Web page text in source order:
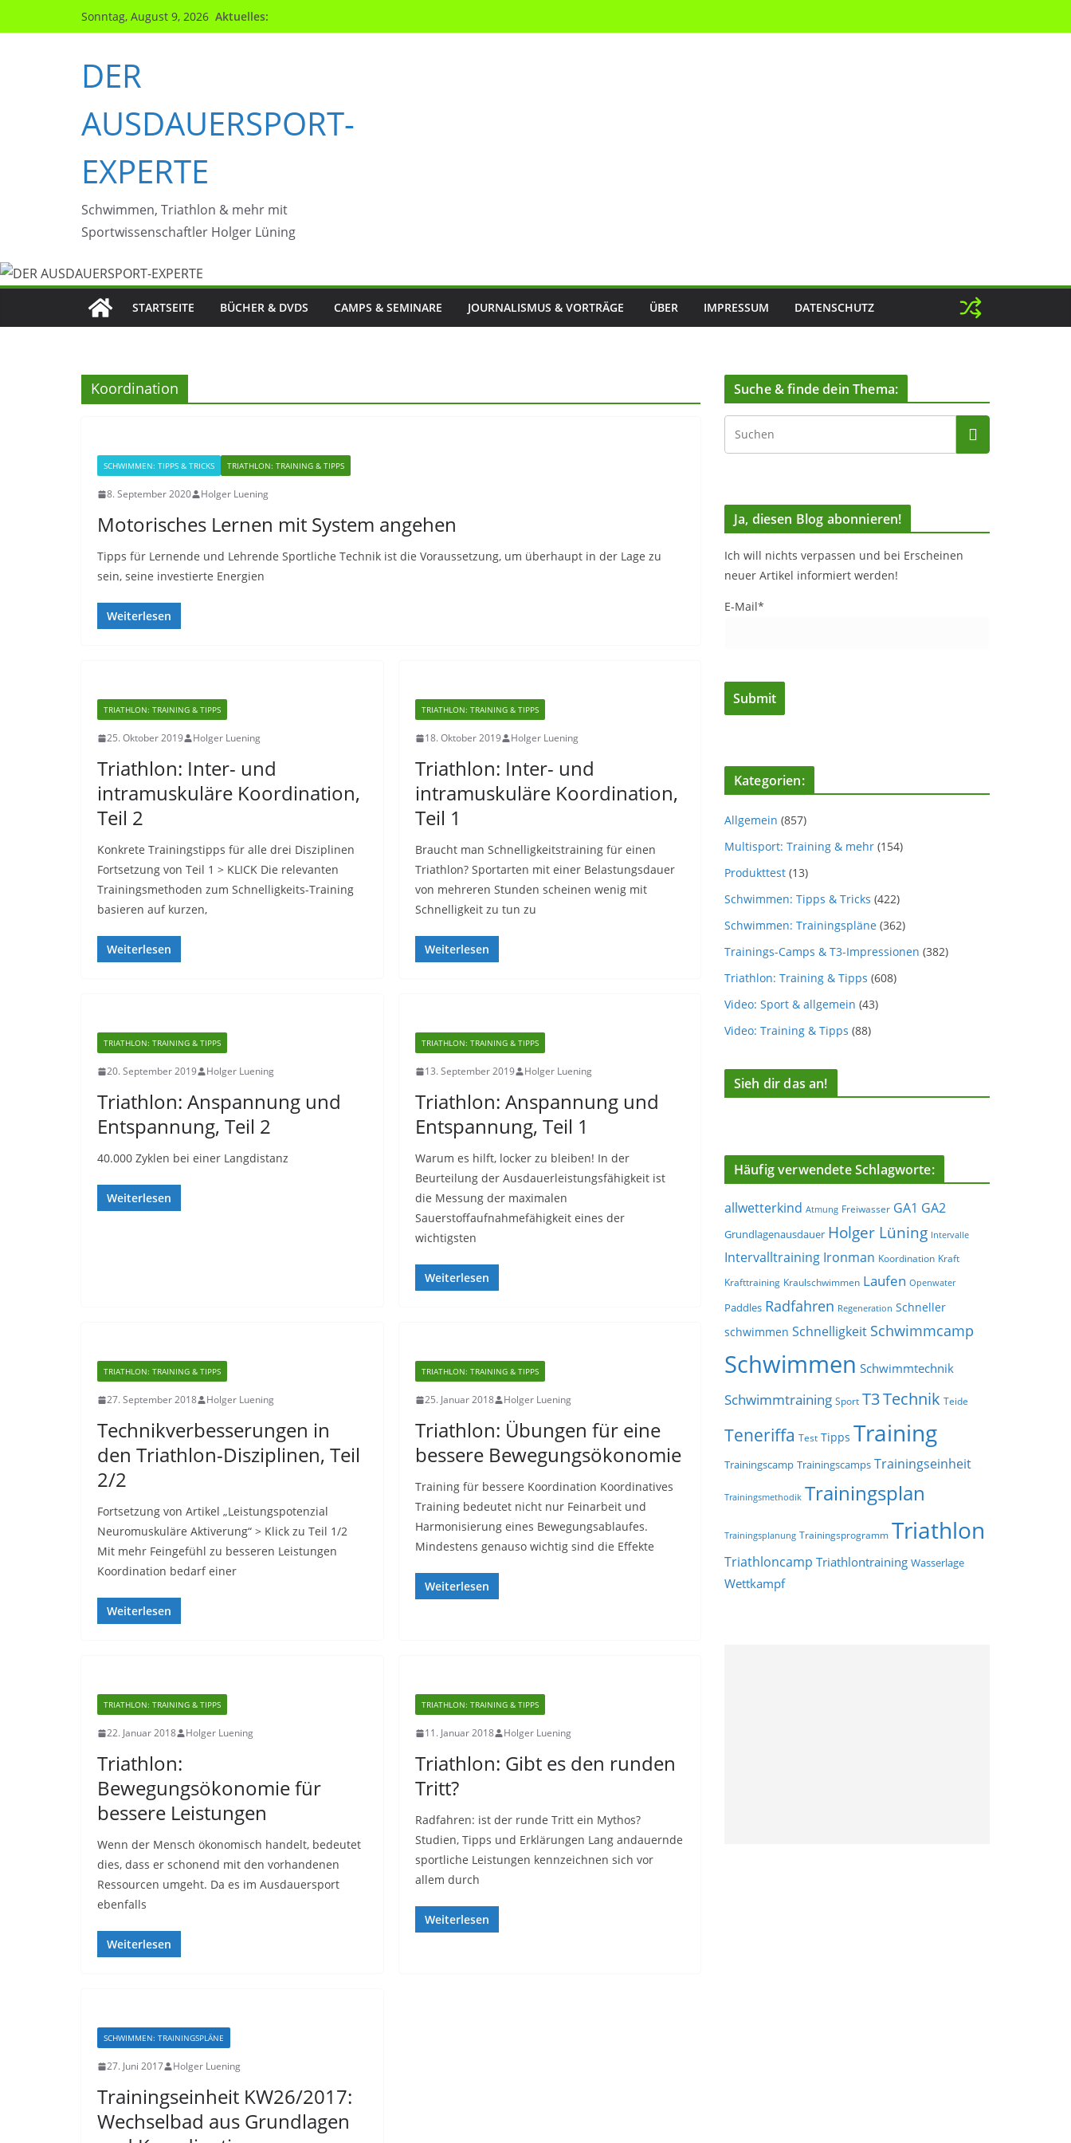
Inhalt
Sonntag, August 9, 2026 Aktuelles:
DER
AUSDAUERSPORT-
EXPERTE
Schwimmen, Triathlon & mehr mit
Sportwissenschaftler Holger Lüning
STARTSEITE BÜCHER & DVDS CAMPS & SEMINARE JOURNALISMUS & VORTRÄGE ÜBER IMPRESSUM DATENSCHUTZ
Koordination
SCHWIMMEN: TIPPS & TRICKS TRIATHLON: TRAINING & TIPPS
8. September 2020 Holger Luening
Motorisches Lernen mit System angehen
Tipps für Lernende und Lehrende Sportliche Technik ist die Voraussetzung, um überhaupt in der Lage zu
sein, seine investierte Energien
Weiterlesen
TRIATHLON: TRAINING & TIPPS
25. Oktober 2019 Holger Luening
Triathlon: Inter- und
intramuskuläre Koordination,
Teil 2
Konkrete Trainingstipps für alle drei Disziplinen
Fortsetzung von Teil 1 > KLICK Die relevanten
Trainingsmethoden zum Schnelligkeits-Training
basieren auf kurzen,
Weiterlesen
TRIATHLON: TRAINING & TIPPS
18. Oktober 2019 Holger Luening
Triathlon: Inter- und
intramuskuläre Koordination,
Teil 1
Braucht man Schnelligkeitstraining für einen
Triathlon? Sportarten mit einer Belastungsdauer
von mehreren Stunden scheinen wenig mit
Schnelligkeit zu tun zu
Weiterlesen
TRIATHLON: TRAINING & TIPPS
20. September 2019 Holger Luening
Triathlon: Anspannung und
Entspannung, Teil 2
40.000 Zyklen bei einer Langdistanz
Weiterlesen
TRIATHLON: TRAINING & TIPPS
13. September 2019 Holger Luening
Triathlon: Anspannung und
Entspannung, Teil 1
Warum es hilft, locker zu bleiben! In der
Beurteilung der Ausdauerleistungsfähigkeit ist
die Messung der maximalen
Sauerstoffaufnahmefähigkeit eines der
wichtigsten
Weiterlesen
TRIATHLON: TRAINING & TIPPS
27. September 2018 Holger Luening
Technikverbesserungen in
den Triathlon-Disziplinen, Teil
2/2
Fortsetzung von Artikel „Leistungspotenzial
Neuromuskuläre Aktiverung“ > Klick zu Teil 1/2
Mit mehr Feingefühl zu besseren Leistungen
Koordination bedarf einer
Weiterlesen
TRIATHLON: TRAINING & TIPPS
25. Januar 2018 Holger Luening
Triathlon: Übungen für eine
bessere Bewegungsökonomie
Training für bessere Koordination Koordinatives
Training bedeutet nicht nur Feinarbeit und
Harmonisierung eines Bewegungsablaufes.
Mindestens genauso wichtig sind die Effekte
Weiterlesen
TRIATHLON: TRAINING & TIPPS
22. Januar 2018 Holger Luening
Triathlon:
Bewegungsökonomie für
bessere Leistungen
Wenn der Mensch ökonomisch handelt, bedeutet
dies, dass er schonend mit den vorhandenen
Ressourcen umgeht. Da es im Ausdauersport
ebenfalls
Weiterlesen
TRIATHLON: TRAINING & TIPPS
11. Januar 2018 Holger Luening
Triathlon: Gibt es den runden
Tritt?
Radfahren: ist der runde Tritt ein Mythos?
Studien, Tipps und Erklärungen Lang andauernde
sportliche Leistungen kennzeichnen sich vor
allem durch
Weiterlesen
SCHWIMMEN: TRAININGSPLÄNE
27. Juni 2017 Holger Luening
Trainingseinheit KW26/2017:
Wechselbad aus Grundlagen
Suche & finde dein Thema:
Ja, diesen Blog abonnieren!
Ich will nichts verpassen und bei Erscheinen
neuer Artikel informiert werden!
E-Mail*
Kategorien:
Allgemein (857)
Multisport: Training & mehr (154)
Produkttest (13)
Schwimmen: Tipps & Tricks (422)
Schwimmen: Trainingspläne (362)
Trainings-Camps & T3-Impressionen (382)
Triathlon: Training & Tipps (608)
Video: Sport & allgemein (43)
Video: Training & Tipps (88)
Sieh dir das an!
Häufig verwendete Schlagworte:
allwetterkind Atmung Freiwasser GA1 GA2
Grundlagenausdauer Holger Lüning Intervalle
Intervalltraining Ironman Koordination Kraft
Krafttraining Kraulschwimmen Laufen Openwater
Paddles Radfahren Regeneration Schneller
schwimmen Schnelligkeit Schwimmcamp
Schwimmen Schwimmtechnik
Schwimmtraining Sport T3Technik Teide
Teneriffa Test Tipps Training
Trainingscamp Trainingscamps Trainingseinheit
Trainingsmethodik Trainingsplan
Trainingsplanung Trainingsprogramm Triathlon
Triathloncamp Triathlontraining Wasserlage
Wettkampf